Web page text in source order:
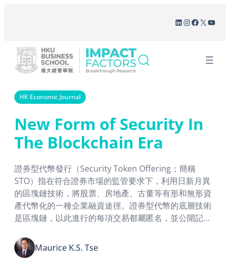
LinkedIn
Instagram
Facebook
X
HK Economic Journal
New Form of Security In
The Blockchain Era
證券型代幣發行（Security Token Offering；簡稱
STO）指在符合證券市場的監管要求下，利用日新月異
的區塊鏈技術，將股票、房地產、古董等有形和無形資
產代幣化的一種企業融資途徑。證券型代幣的底層技術
是區塊鏈，以此進行的每項交易都屬匿名，並公開記
STO交易都會儲存於數碼交易分類賬中，以免資料遭任
意篡改，既高度透明，也高度安全。
Maurice K.S. Tse